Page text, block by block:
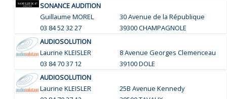
SONANCE AUDITION
Guillaume MOREL
03 84 52 32 27
30 Avenue de la République
39300 CHAMPAGNOLE
AUDIOSOLUTION
Laurine KLEISLER
03 84 70 37 12
8 Avenue Georges Clemenceau
39100 DOLE
AUDIOSOLUTION
Laurine KLEISLER
25B Avenue Kennedy